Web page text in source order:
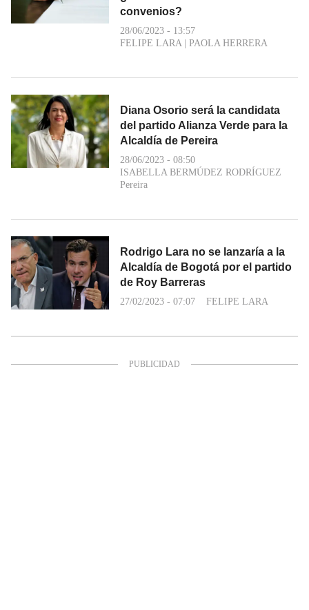
convenios?
28/06/2023 - 13:57
FELIPE LARA | PAOLA HERRERA
Diana Osorio será la candidata
del partido Alianza Verde para la
Alcaldía de Pereira
28/06/2023 - 08:50
ISABELLA BERMÚDEZ RODRÍGUEZ
Pereira
Rodrigo Lara no se lanzaría a la
Alcaldía de Bogotá por el partido
de Roy Barreras
27/02/2023 - 07:07 FELIPE LARA